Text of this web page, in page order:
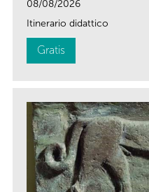
08/08/2026
Itinerario didattico
Gratis